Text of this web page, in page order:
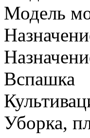
Модель
Вспашка
Уборка,